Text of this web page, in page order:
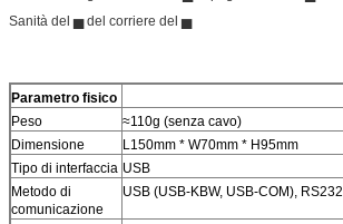
Sanità del ▅ del corriere del ▅
Parametro fisico
Peso
≈110g (senza cavo)
Dimensione
L150mm * W70mm * H95mm
Tipo di interfaccia USB
Metodo di
comunicazione
USB (USB-KBW, USB-COM), RS232